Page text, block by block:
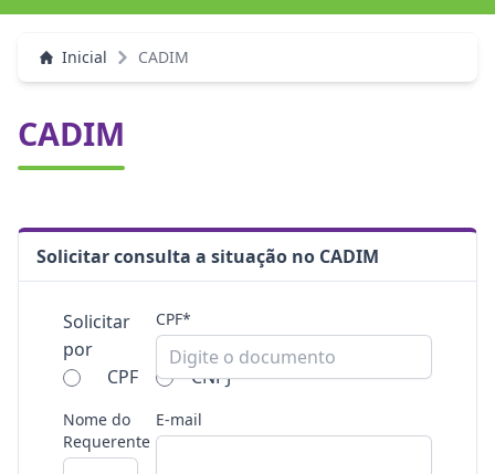
Inicial CADIM
CADIM
Solicitar consulta a situação no CADIM
Solicitar
por
CPF
CNPJ
CPF*
Nome do
Requerente
E-mail